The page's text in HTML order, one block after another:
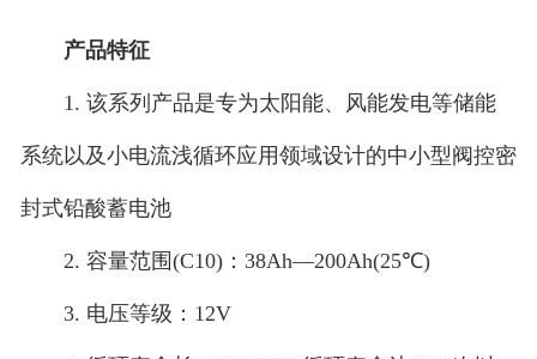
产品特征
1. 该系列产品是专为太阳能、风能发电等储能
系统以及小电流浅循环应用领域设计的中小型阀控密
封式铅酸蓄电池
2. 容量范围(C10)：38Ah—200Ah(25℃)
3. 电压等级：12V